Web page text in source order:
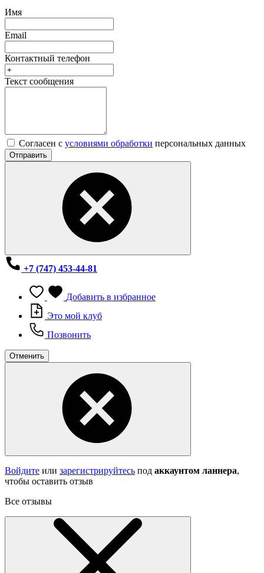
Имя
Email
Контактный телефон
Текст сообщения
Согласен с условиями обработки персональных данных
Отправить
+7 (747) 453-44-81
Добавить в избранное
Это мой клуб
Позвонить
Отменить
Войдите или зарегистрируйтесь под аккаунтом ланнера,
чтобы оставить отзыв
Все отзывы